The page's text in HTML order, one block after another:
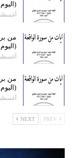
أغسطس 5,
من
أغسطس 5,
من
أغسطس 3,
NEXT